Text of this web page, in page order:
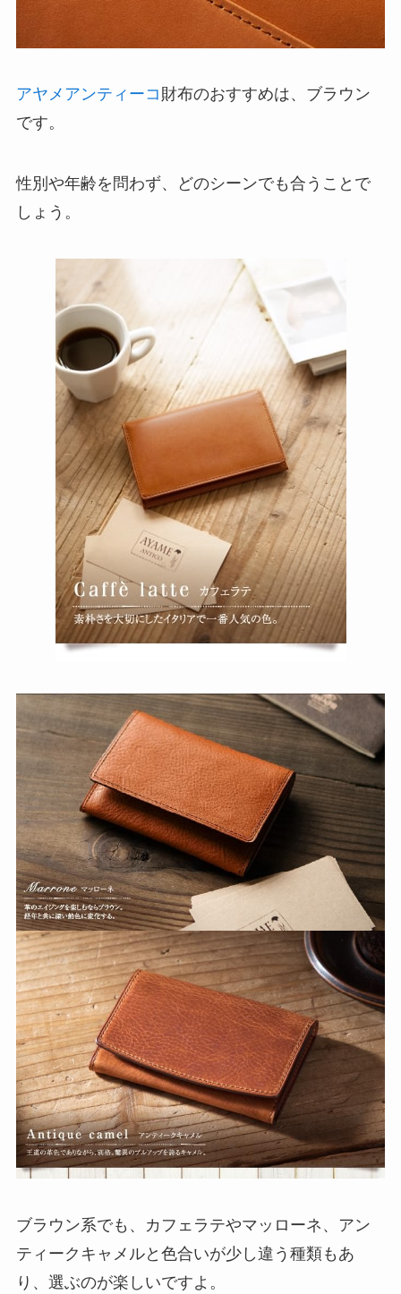
アヤメアンティーコ 財布のおすすめは、ブラウン
です。
性別や年齢を問わず、どのシーンでも合うことで
しょう。
ブラウン系でも、カフェラテやマッローネ、アン
ティークキャメルと色合いが少し違う種類もあ
り、選ぶのが楽しいですよ。